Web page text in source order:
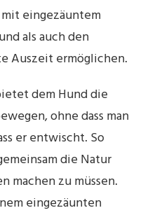
eingezäuntem
als auch den
Auszeit ermöglichen.
dem Hund die
ohne dass man
er entwischt. So
die Natur
machen zu müssen.
eingezäunten